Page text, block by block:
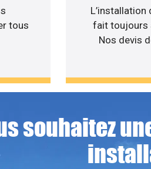
tous
fait toujours
Nos devis
souhaitez